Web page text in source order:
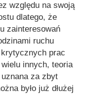
względu na swoją
dlatego, że
zainteresowań
ruchu
prac
innych, teoria
za zbyt
było już dłużej